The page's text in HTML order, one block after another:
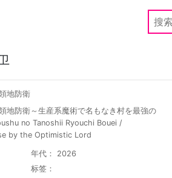
地防衛
地防衛～生産系魔術で名もなき村を最強の
no Tanoshii Ryouchi Bouei /
by the Optimistic Lord
年代： 2026
标签：